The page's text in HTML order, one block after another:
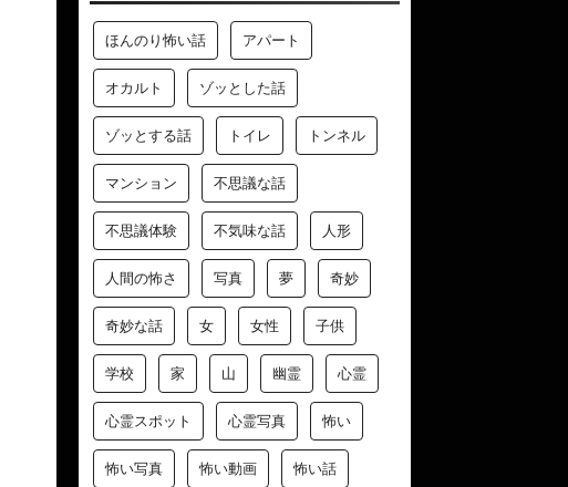
ほんのり怖い話 アパート
オカルト ゾッとした話
ゾッとする話 トイレ トンネル
マンション 不思議な話
不思議体験 不気味な話 人形
人間の怖さ 写真 夢 奇妙
奇妙な話 女 女性 子供
学校 家 山 幽霊 心霊
心霊スポット 心霊写真 怖い
怖い写真 怖い動画 怖い話